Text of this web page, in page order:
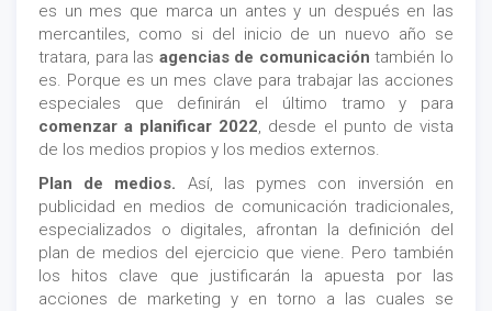
es un mes que marca un antes y un después en las
mercantiles, como si del inicio de un nuevo año se
tratara, para las agencias de comunicación también lo
es. Porque es un mes clave para trabajar las acciones
especiales que definirán el último tramo y para
comenzar a planificar 2022, desde el punto de vista
de los medios propios y los medios externos.
Plan de medios. Así, las pymes con inversión en
publicidad en medios de comunicación tradicionales,
especializados o digitales, afrontan la definición del
plan de medios del ejercicio que viene. Pero también
los hitos clave que justificarán la apuesta por las
acciones de marketing y en torno a las cuales se